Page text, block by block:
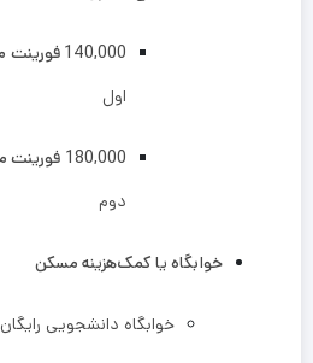
140,000 فورینت مجارستان (HUF)
اول
180,000 فورینت مجارستان (HUF)
دوم
خوابگاه یا کمک‌هزینه مسکن
خوابگاه دانشجویی رایگان